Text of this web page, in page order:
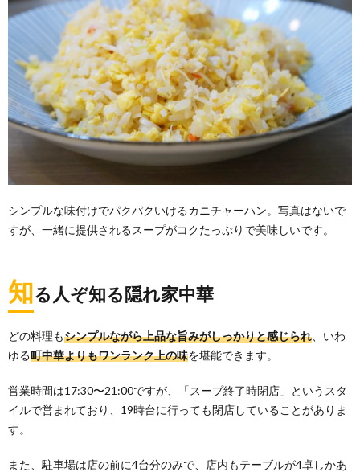
シンプルな味付けでパクパクいけるカニチャーハン。写真はないで
すが、一緒に提供されるスープがコクたっぷりで美味しいです。
知る人ぞ知る隠れ家中華
どの料理もシンプルながら上品な旨みがしっかりと感じられ 、いわ
ゆる町中華よりもワンランク上の味を堪能できます。
営業時間は17:30〜21:00ですが、「スープ終了時閉店」というスタ
イルで営まれており、19時台に行っても閉店していることがありま
す。
また、駐車場は店の前に4台分のみで、店内もテーブルが4卓しかあ